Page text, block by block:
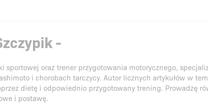
-
sportowej oraz trener przygotowania motorycznego,
i chorobach tarczycy. Autor licznych artykułów w
dietę i odpowiednio przygotowany trening. Prowadzę
i postawę.